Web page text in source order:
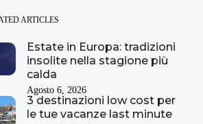
ARTICLES
Estate in Europa: tradizioni
insolite nella stagione più
calda
Agosto 6, 2026
3 destinazioni low cost per
le tue vacanze last minute